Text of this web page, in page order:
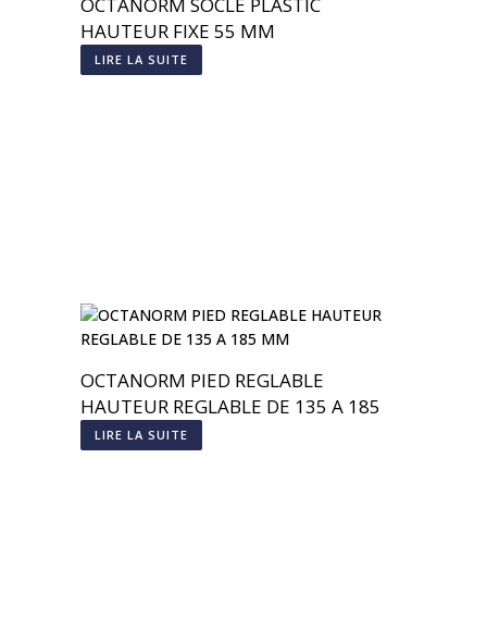
HAUTEUR FIXE 55 MM
LIRE LA SUITE
OCTANORM PIED REGLABLE
HAUTEUR REGLABLE DE 135 A 185
MM
LIRE LA SUITE